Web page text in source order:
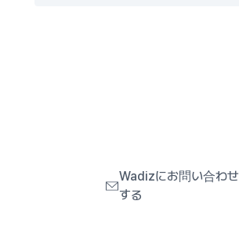
Wadizにお問い合わせ
する